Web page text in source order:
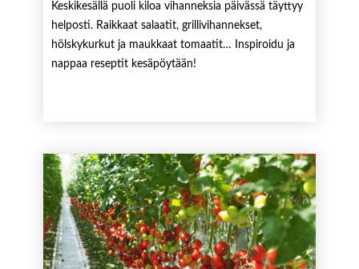
Keskikesällä puoli kiloa vihanneksia päivässä täyttyy
helposti. Raikkaat salaatit, grillivihannekset,
hölskykurkut ja maukkaat tomaatit… Inspiroidu ja
nappaa reseptit kesäpöytään!